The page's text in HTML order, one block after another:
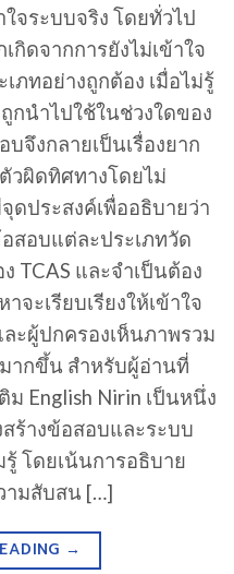
จระบบจริง โดยทั่วไป
ดจากการยังไม่เข้าใจ
ภทอย่างถูกต้อง เมื่อไม่รู้
กนำไปใช้ในช่วงใดของ
จึงกลายเป็นเรื่องยาก
วผิดทิศทางโดยไม่
ดประสงค์เพื่ออธิบายว่า
สอบแต่ละประเภทวัด
TCAS และจำเป็นต้อง
จะเรียบเรียงให้เข้าใจ
ละผู้ปกครองเห็นภาพรวม
ากขึ้น สำหรับผู้อ่านที่
English Nirin เป็นหนึ่ง
ร้างข้อสอบและระบบ
รู้ โดยเน้นการอธิบาย
ามสับสน […]
→